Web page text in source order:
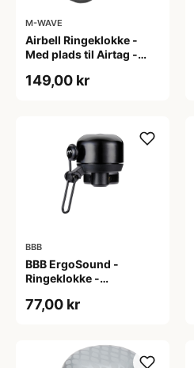
M-WAVE
Airbell Ringeklokke -
Med plads til Airtag -
149,00 kr
BBB
BBB ErgoSound -
Ringeklokke -
77,00 kr